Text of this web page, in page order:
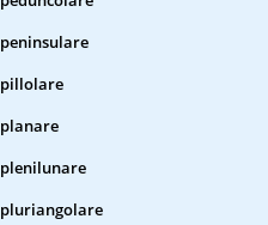
peninsulare
pillolare
planare
plenilunare
pluriangolare